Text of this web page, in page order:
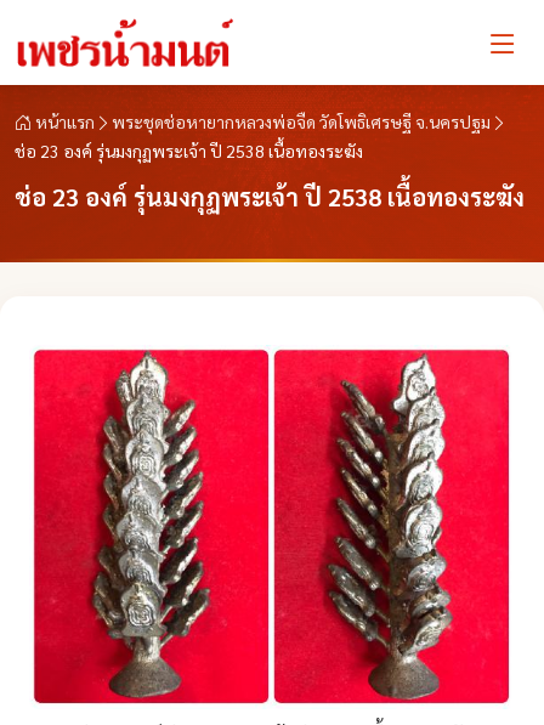
หน้าแรก
พระชุดช่อหายากหลวงพ่อจืด วัดโพธิเศรษฐี จ.นครปฐม
ช่อ 23 องค์ รุ่นมงกุฏพระเจ้า ปี 2538 เนื้อทองระฆัง
ช่อ 23 องค์ รุ่นมงกุฏพระเจ้า ปี 2538 เนื้อทองระฆัง